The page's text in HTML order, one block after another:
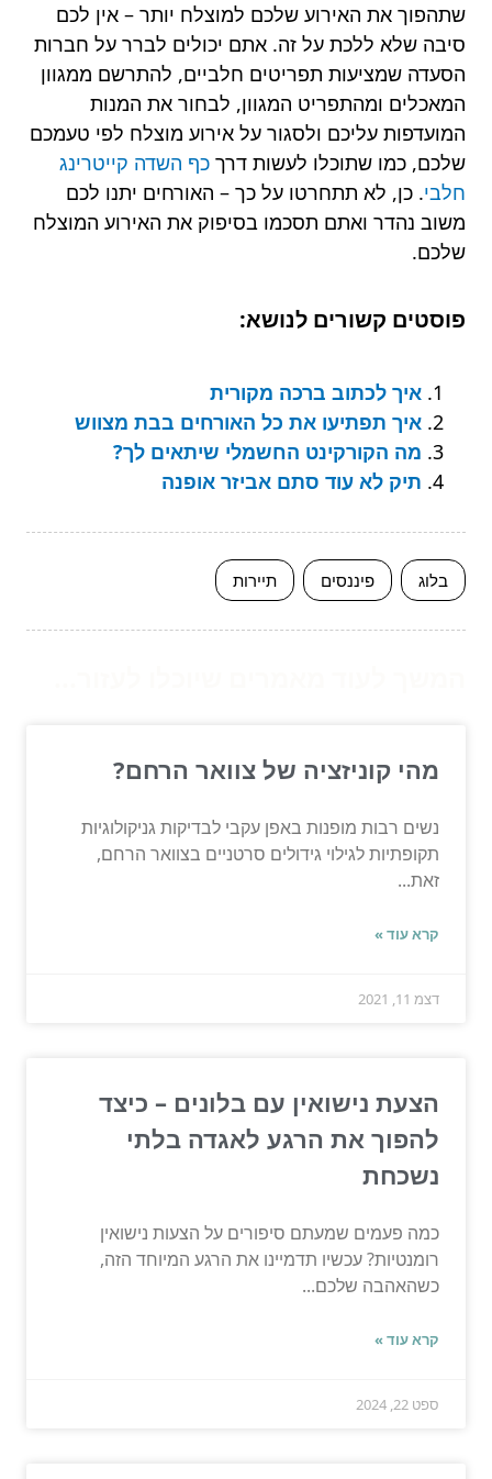
שתהפוך את האירוע שלכם למוצלח יותר – אין לכם
סיבה שלא ללכת על זה. אתם יכולים לברר על חברות
הסעדה שמציעות תפריטים חלביים, להתרשם ממגוון
המאכלים ומהתפריט המגוון, לבחור את המנות
המועדפות עליכם ולסגור על אירוע מוצלח לפי טעמכם
שלכם, כמו שתוכלו לעשות דרך כף השדה קייטרינג
חלבי. כן, לא תתחרטו על כך – האורחים יתנו לכם
משוב נהדר ואתם תסכמו בסיפוק את האירוע המוצלח
שלכם.
פוסטים קשורים לנושא:
איך לכתוב ברכה מקורית
איך תפתיעו את כל האורחים בבת מצווש
מה הקורקינט החשמלי שיתאים לך?
תיק לא עוד סתם אביזר אופנה
בלוג פיננסים תיירות
מהי קוניזציה של צוואר הרחם?
נשים רבות מופנות באפן עקבי לבדיקות גניקולוגיות
תקופתיות לגילוי גידולים סרטניים בצוואר הרחם,
זאת...
קרא עוד »
דצמ 11, 2021
הצעת נישואין עם בלונים – כיצד
להפוך את הרגע לאגדה בלתי
נשכחת
כמה פעמים שמעתם סיפורים על הצעות נישואין
רומנטיות? עכשיו תדמיינו את הרגע המיוחד הזה,
כשהאהבה שלכם...
קרא עוד »
ספט 22, 2024